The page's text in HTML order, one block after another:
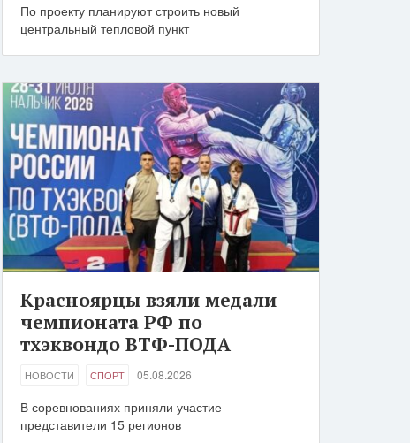
По проекту планируют строить новый
центральный тепловой пункт
Красноярцы взяли медали
чемпионата РФ по
тхэквондо ВТФ-ПОДА
НОВОСТИ СПОРТ 05.08.2026
В соревнованиях приняли участие
представители 15 регионов